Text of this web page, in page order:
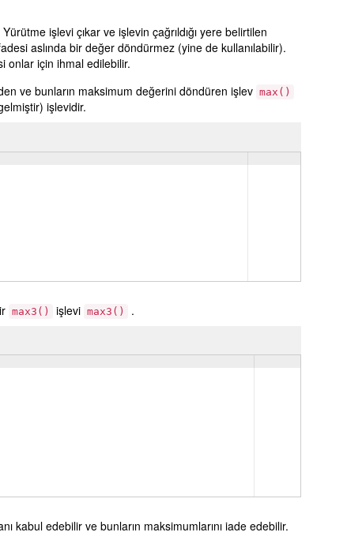
işlevi çıkar ve işlevin çağrıldığı yere belirtilen
aslında bir değer döndürmez (yine de kullanılabilir).
onlar için ihmal edilebilir.
ve bunların maksimum değerini döndüren işlev max()
işlevidir.
max3() işlevi max3()
.
kabul edebilir ve bunların maksimumlarını iade edebilir.